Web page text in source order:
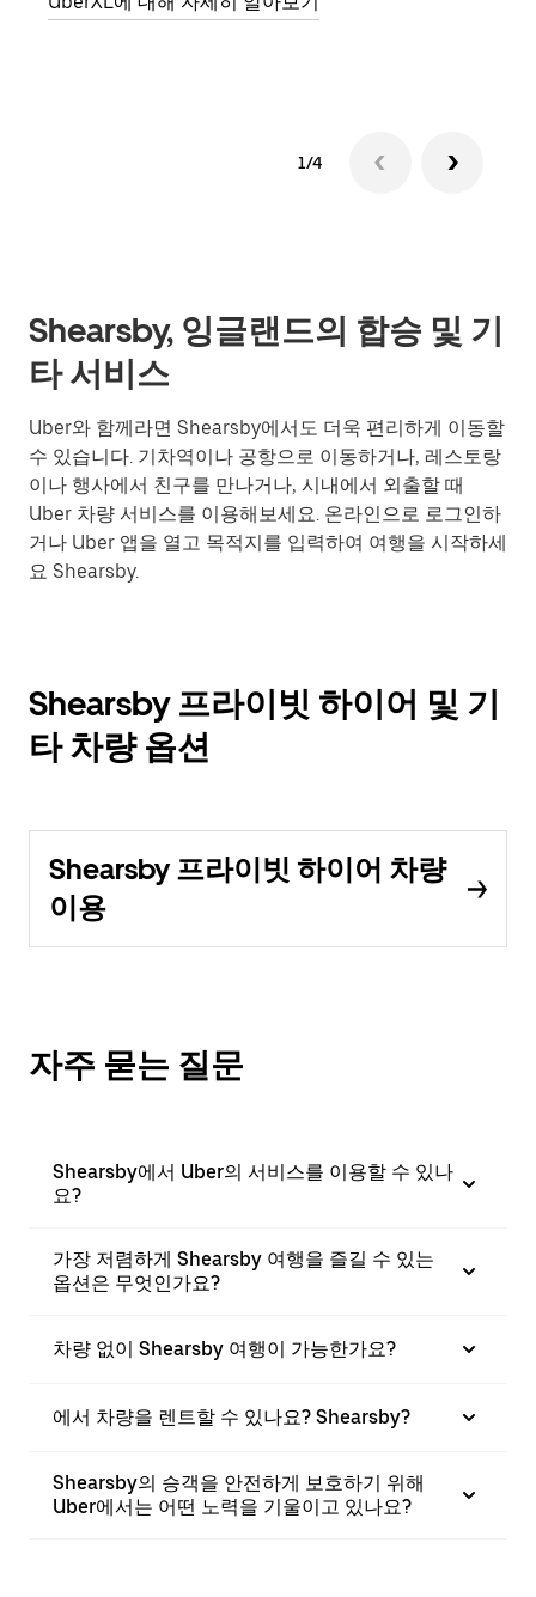
1/4
Shearsby, 잉글랜드의 합승 및 기
타 서비스
Uber와 함께라면 Shearsby에서도 더욱 편리하게 이동할
수 있습니다. 기차역이나 공항으로 이동하거나, 레스토랑
이나 행사에서 친구를 만나거나, 시내에서 외출할 때
Uber 차량 서비스를 이용해보세요. 온라인으로 로그인하
거나 Uber 앱을 열고 목적지를 입력하여 여행을 시작하세
요 Shearsby.
Shearsby 프라이빗 하이어 및 기
타 차량 옵션
Shearsby 프라이빗 하이어 차량
이용
자주 묻는 질문
Shearsby에서 Uber의 서비스를 이용할 수 있나
요?
가장 저렴하게 Shearsby 여행을 즐길 수 있는
옵션은 무엇인가요?
차량 없이 Shearsby 여행이 가능한가요?
에서 차량을 렌트할 수 있나요? Shearsby?
Shearsby의 승객을 안전하게 보호하기 위해
Uber에서는 어떤 노력을 기울이고 있나요?